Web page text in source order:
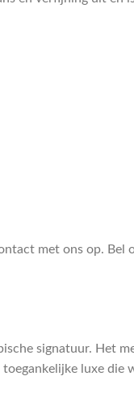
met ons op.
signatuur. Het
luxe die